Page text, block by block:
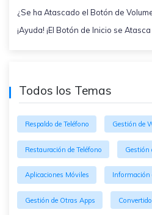
¿Se ha Atascado el Botón de
¡Ayuda! ¡El Botón de Inicio se
Todos los Temas
Respaldo de Teléfono Gestión de
Restauración de Teléfono Gestión
Aplicaciones Móviles Información
Gestión de Otras Apps